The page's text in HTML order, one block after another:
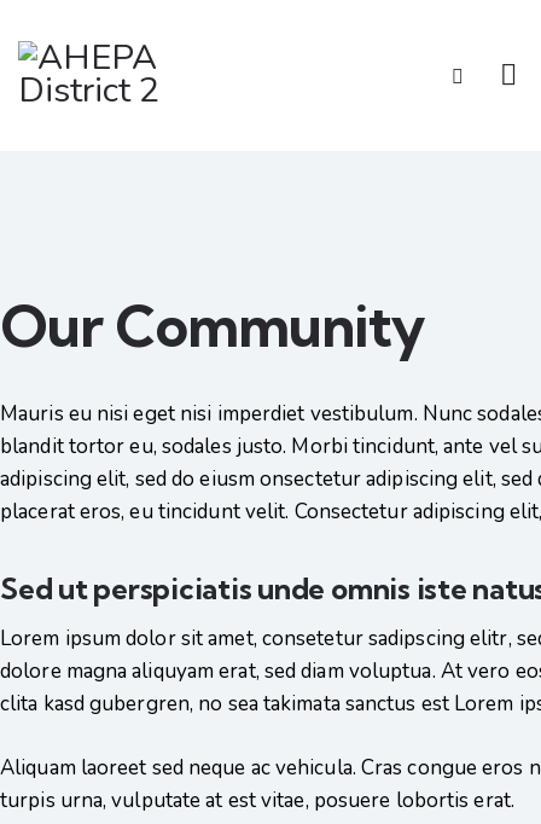
Our Community
Mauris eu nisi eget nisi imperdiet vestibulum. Nunc
blandit tortor eu, sodales justo. Morbi tincidunt, ante vel
adipiscing elit, sed do eiusm onsectetur adipiscing elit,
placerat eros, eu tincidunt velit. Consectetur adipiscing
Sed ut perspiciatis unde omnis iste
Lorem ipsum dolor sit amet, consetetur sadipscing elitr,
dolore magna aliquyam erat, sed diam voluptua. At vero
clita kasd gubergren, no sea takimata sanctus est Lorem
Aliquam laoreet sed neque ac vehicula. Cras congue eros
turpis urna, vulputate at est vitae, posuere lobortis erat.